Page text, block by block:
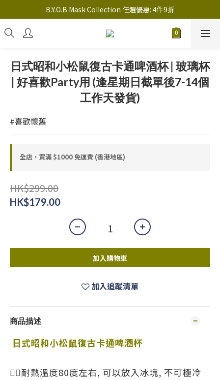
註冊新會員送 $20 馬上使用，會員可享指定產品「​專享價」
B.Y.O.B Mask Collection 任選優惠: 4件9折
註冊新會員送 $20 馬上使用，會員可享指定產品「​專享價」
日式昭和小松鼠復古卡通啤酒杯 | 玻璃杯
| 好喜歡Party用 (逢星期日截單後7-14個
工作天發貨)
#喜歡懷舊
全店，買滿 $1000 免運費 (香港地區)
HK$299.00
HK$179.00
加入購物車
加入追蹤清單
商品描述
日式昭和小松鼠復古卡通啤酒杯
👍🏼耐熱溫度80度左右, 可以放入冰塊, 不可極冷